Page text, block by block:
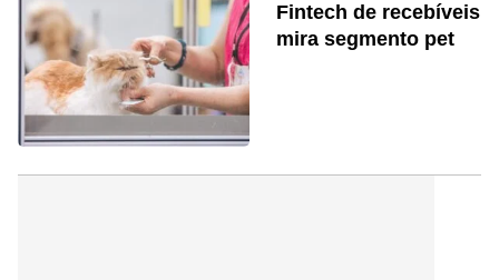
Fintech de recebíveis
mira segmento pet